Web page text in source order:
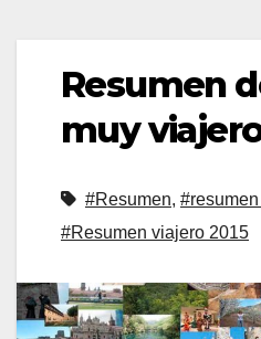
Resumen
muy
#Resumen,
#Resumen viajero 2015